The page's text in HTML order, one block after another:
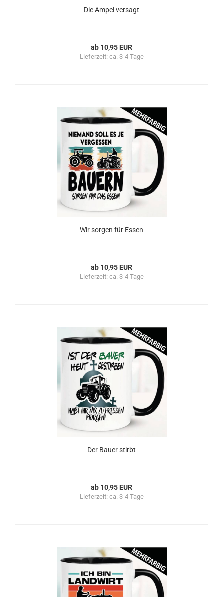
Die Ampel versagt
ab 10,95 EUR
Lieferzeit: ca. 3-4 Tage
Wir sorgen für Essen
ab 10,95 EUR
Lieferzeit: ca. 3-4 Tage
Der Bauer stirbt
ab 10,95 EUR
Lieferzeit: ca. 3-4 Tage